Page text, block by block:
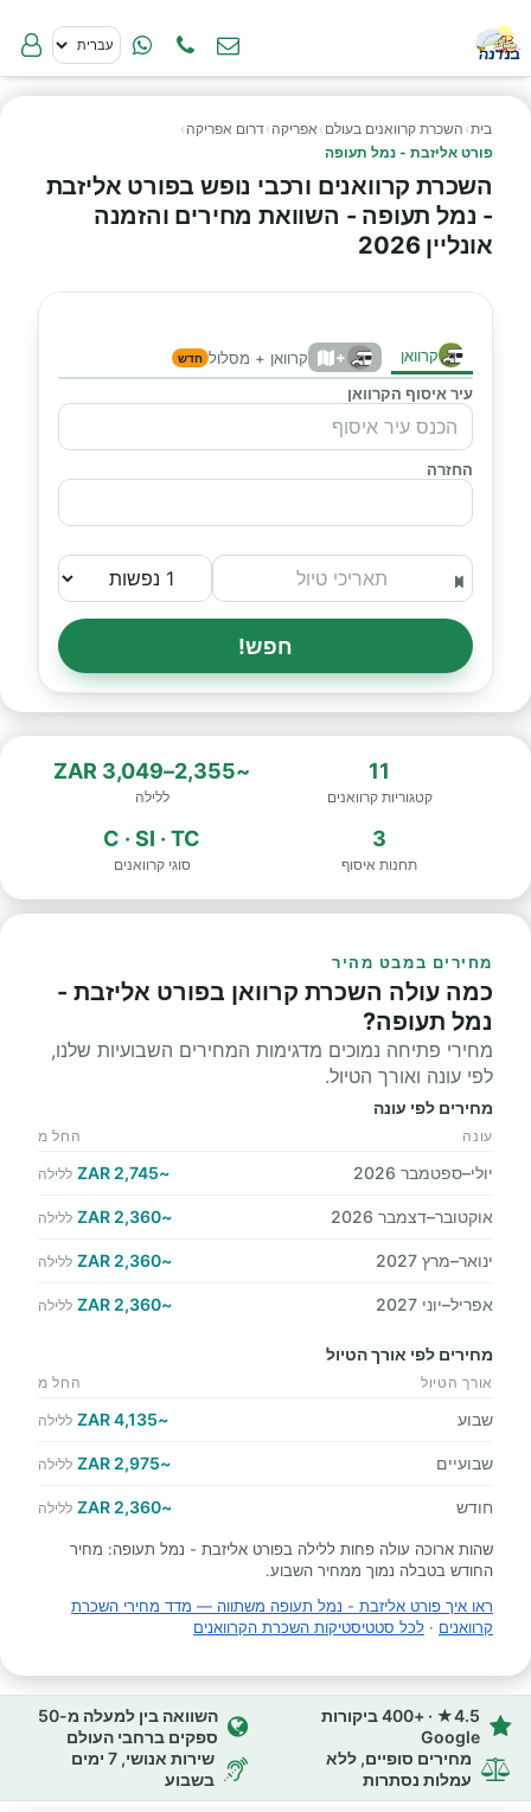
בית› השכרת קרוואנים בעולם › אפריקה ›דרום אפריקה ›
פורט אליזבת - נמל תעופה
השכרת קרוואנים ורכבי נופש בפורט אליזבת
- נמל תעופה - השוואת מחירים והזמנה
אונליין 2026
קרוואן + קרוואן + מסלול חדש
עיר איסוף הקרוואן
החזרה
חפש!
11
קטגוריות קרוואנים
~2,355–3,049 ZAR
ללילה
3
תחנות איסוף
C · SI · TC
סוגי קרוואנים
מחירים במבט מהיר
כמה עולה השכרת קרוואן בפורט אליזבת -
נמל תעופה?
מחירי פתיחה נמוכים מדגימות המחירים השבועיות שלנו,
לפי עונה ואורך הטיול.
מחירים לפי עונה
עונה החל מ
יולי–ספטמבר 2026 ~2,745 ZAR ללילה
אוקטובר–דצמבר 2026 ~2,360 ZAR ללילה
ינואר–מרץ 2027 ~2,360 ZAR ללילה
אפריל–יוני 2027 ~2,360 ZAR ללילה
מחירים לפי אורך הטיול
אורך הטיול החל מ
שבוע ~4,135 ZAR ללילה
שבועיים ~2,975 ZAR ללילה
חודש ~2,360 ZAR ללילה
שהות ארוכה עולה פחות ללילה בפורט אליזבת - נמל תעופה: מחיר
החודש בטבלה נמוך ממחיר השבוע.
ראו איך פורט אליזבת - נמל תעופה משתווה — מדד מחירי השכרת
קרוואנים · לכל סטטיסטיקות השכרת הקרוואנים
4.5★ · +400 ביקורות
Google
השוואה בין למעלה מ-50
ספקים ברחבי העולם
מחירים סופיים, ללא
עמלות נסתרות
שירות אנושי, 7 ימים
בשבוע